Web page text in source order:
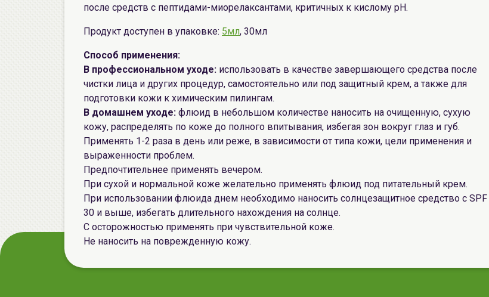
после средств с пептидами-миорелаксантами, критичных к кислому рН.
Продукт доступен в упаковке: 5мл, 30мл
Способ применения:
В профессиональном уходе: использовать в качестве завершающего средства после
чистки лица и других процедур, самостоятельно или под защитный крем, а также для
подготовки кожи к химическим пилингам.
В домашнем уходе: флюид в небольшом количестве наносить на очищенную, сухую
кожу, распределять по коже до полного впитывания, избегая зон вокруг глаз и губ.
Применять 1-2 раза в день или реже, в зависимости от типа кожи, цели применения и
выраженности проблем.
Предпочтительнее применять вечером.
При сухой и нормальной коже желательно применять флюид под питательный крем.
При использовании флюида днем необходимо наносить солнцезащитное средство с SPF
30 и выше, избегать длительного нахождения на солнце.
С осторожностью применять при чувствительной коже.
Не наносить на поврежденную кожу.